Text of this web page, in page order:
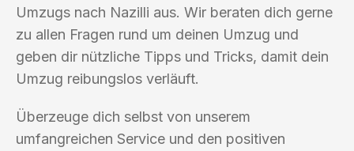
Umzugs nach Nazilli aus. Wir beraten dich gerne
zu allen Fragen rund um deinen Umzug und
geben dir nützliche Tipps und Tricks, damit dein
Umzug reibungslos verläuft.
Überzeuge dich selbst von unserem
umfangreichen Service und den positiven